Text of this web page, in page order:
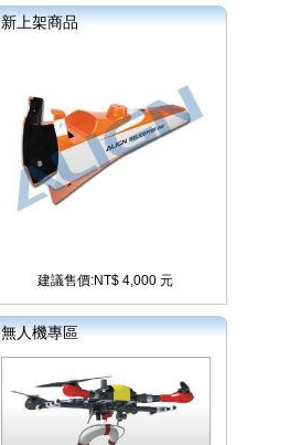
新上架商品
建議售價:NT$ 4,000 元
無人機專區